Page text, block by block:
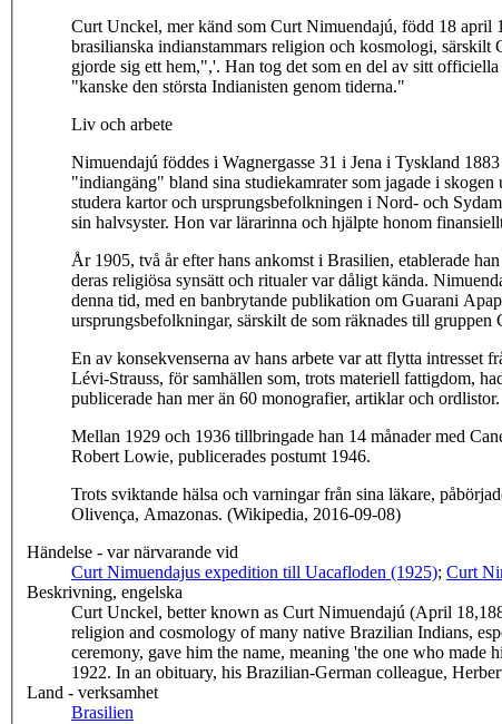
Curt Unckel, mer känd som Curt Nimuendajú, född 18 april
brasilianska indianstammars religion och kosmologi,
gjorde sig ett hem,",'. Han tog det som en del av sitt
"kanske den största Indianisten genom tiderna."
Liv och arbete
Nimuendajú föddes i Wagnergasse 31 i Jena i Tyskland
"indiangäng" bland sina studiekamrater som jagade i
studera kartor och ursprungsbefolkningen i Nord- och
sin halvsyster. Hon var lärarinna och hjälpte honom
År 1905, två år efter hans ankomst i Brasilien, etablerade
deras religiösa synsätt och ritualer var dåligt kända.
denna tid, med en banbrytande publikation om Guarani Apapokúva mytologi
En av konsekvenserna av hans arbete var att flytta intresset
Lévi-Strauss, för samhällen som, trots materiell fattigdom,
publicerade han mer än 60 monografier, artiklar och ordlistor.
Mellan 1929 och 1936 tillbringade han 14 månader med
Robert Lowie, publicerades postumt 1946.
Trots sviktande hälsa och varningar från sina läkare,
Olivença, Amazonas. (Wikipedia, 2016-09-08)
Händelse - var närvarande vid
Curt Nimuendajus expedition till Uacafloden (1925); Curt
Beskrivning, engelska
Curt Unckel, better known as Curt Nimuendajú (April
religion and cosmology of many native Brazilian Indians,
ceremony, gave him the name, meaning 'the one who
1922. In an obituary, his Brazilian-German colleague,
Land - verksamhet
Brasilien